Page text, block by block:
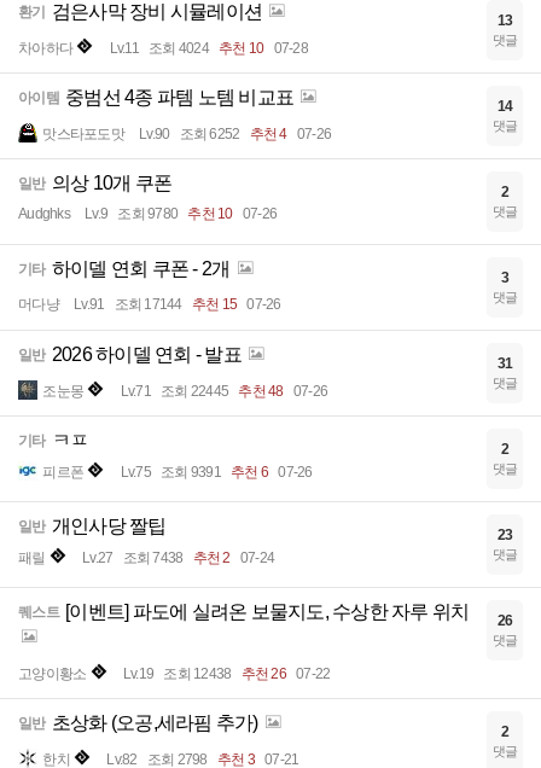
환기 검은사막 장비 시뮬레이션
차아하다 Lv.11 조회 4024 추천 10 07-28
13
댓글
아이템 중범선 4종 파템 노템 비교표
맛스타포도맛 Lv.90 조회 6252 추천 4 07-26
14
댓글
일반 의상 10개 쿠폰
Audghks Lv.9 조회 9780 추천 10 07-26
2
댓글
기타 하이델 연회 쿠폰 - 2개
머다냥 Lv.91 조회 17144 추천 15 07-26
3
댓글
일반 2026 하이델 연회 - 발표
조눈몽 Lv.71 조회 22445 추천 48 07-26
31
댓글
기타 ㅋㅍ
피르폰 Lv.75 조회 9391 추천 6 07-26
2
댓글
일반 개인사당 짤팁
패릴 Lv.27 조회 7438 추천 2 07-24
23
댓글
퀘스트 [이벤트] 파도에 실려온 보물지도, 수상한 자루 위치
고양이황소 Lv.19 조회 12438 추천 26 07-22
26
댓글
일반 초상화 (오공,세라핌 추가)
한치 Lv.82 조회 2798 추천 3 07-21
2
댓글